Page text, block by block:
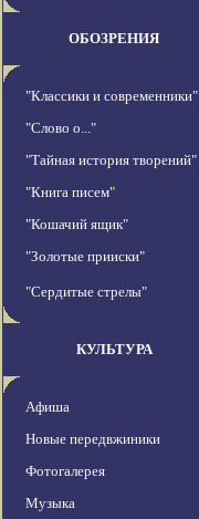
ОБОЗРЕНИЯ
"Классики и современники"
"Слово о..."
"Тайная история творений"
"Книга писем"
"Кошачий ящик"
"Золотые прииски"
"Сердитые стрелы"
КУЛЬТУРА
Афиша
Новые передвжиники
Фотогалерея
Музыка